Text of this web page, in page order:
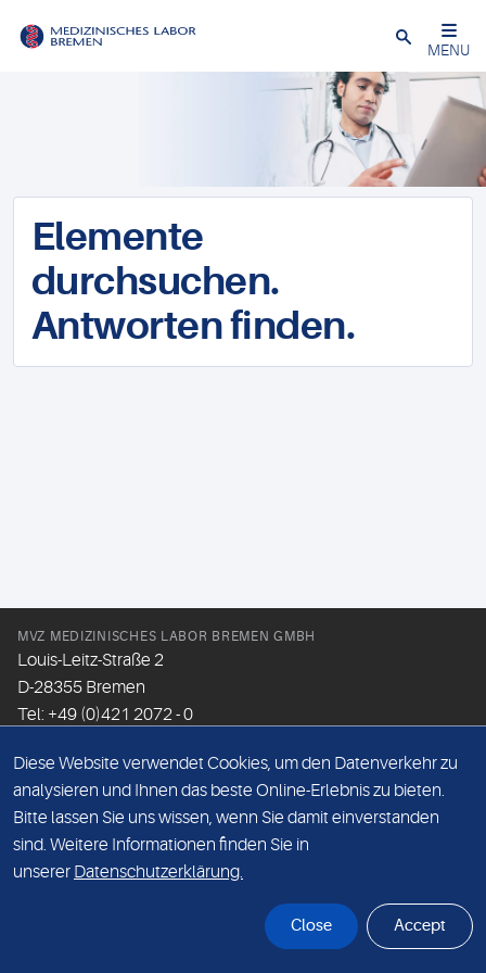
Schließen
MENU
Elemente
durchsuchen.
Antworten finden.
MVZ MEDIZINISCHES LABOR BREMEN GMBH
Louis-Leitz-Straße 2
D-28355 Bremen
Tel: +49 (0)421 2072 - 0
Email:info@mlhb.de
DATENSCHUTZ
IMPRESSUM
Diese Website verwendet Cookies, um den Datenverkehr zu
analysieren und Ihnen das beste Online-Erlebnis zu bieten.
Bitte lassen Sie uns wissen, wenn Sie damit einverstanden
sind. Weitere Informationen finden Sie in
unserer Datenschutzerklärung.
Close Accept